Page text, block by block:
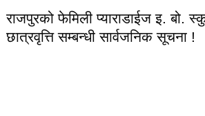
राजपुरको फेमिली प्याराडाईज इ. बो.
छात्रवृत्ति सम्बन्धी सार्वजनिक सूचना !